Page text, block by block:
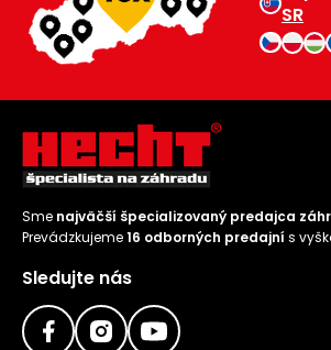
SR
Sme najväčší špecializovaný predajca
Prevádzkujeme16 odborných predajní s
Sledujte nás